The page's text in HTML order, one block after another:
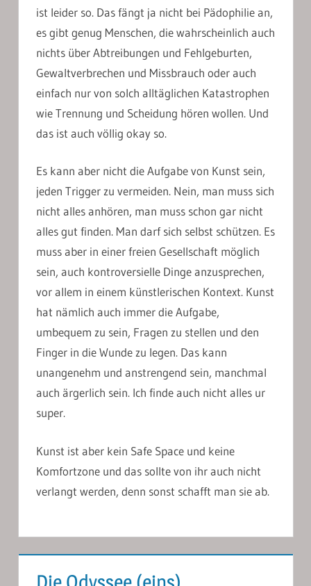
ist leider so. Das fängt ja nicht bei Pädophilie an,
es gibt genug Menschen, die wahrscheinlich auch
nichts über Abtreibungen und Fehlgeburten,
Gewaltverbrechen und Missbrauch oder auch
einfach nur von solch alltäglichen Katastrophen
wie Trennung und Scheidung hören wollen. Und
das ist auch völlig okay so.
Es kann aber nicht die Aufgabe von Kunst sein,
jeden Trigger zu vermeiden. Nein, man muss sich
nicht alles anhören, man muss schon gar nicht
alles gut finden. Man darf sich selbst schützen. Es
muss aber in einer freien Gesellschaft möglich
sein, auch kontroversielle Dinge anzusprechen,
vor allem in einem künstlerischen Kontext. Kunst
hat nämlich auch immer die Aufgabe,
umbequem zu sein, Fragen zu stellen und den
Finger in die Wunde zu legen. Das kann
unangenehm und anstrengend sein, manchmal
auch ärgerlich sein. Ich finde auch nicht alles ur
super.
Kunst ist aber kein Safe Space und keine
Komfortzone und das sollte von ihr auch nicht
verlangt werden, denn sonst schafft man sie ab.